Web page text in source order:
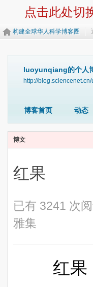
点击此处切
构建全球华人科学博客圈
luoyunqiang的个人
http://
博客首页 动态
博文
红果
已有 3241 次
雅集
红果